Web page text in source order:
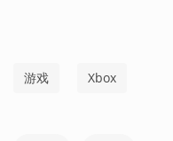
游戏 Xbox